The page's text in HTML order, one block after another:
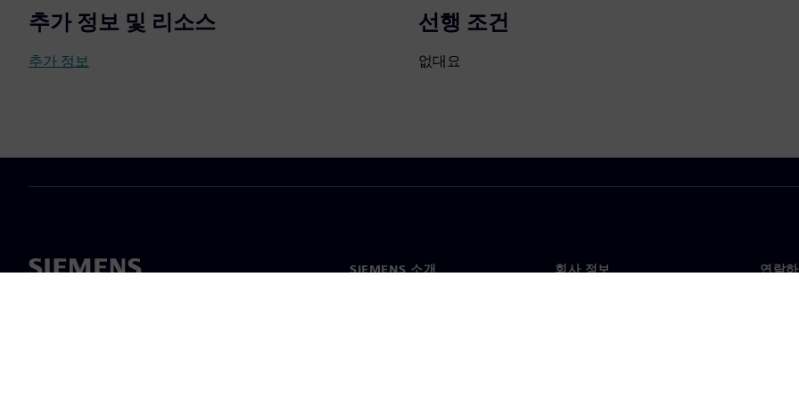
추가 정보 및 리소스
추가 정보
선행 조건
없대요
SIEMENS 소개 회사 정보 연락하